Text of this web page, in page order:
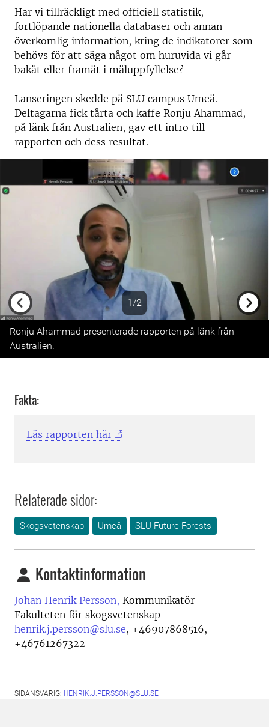
Har vi tillräckligt med officiell statistik,
fortlöpande nationella databaser och annan
överkomlig information, kring de indikatorer som
behövs för att säga något om huruvida vi går
bakåt eller framåt i måluppfyllelse?
Lanseringen skedde på SLU campus Umeå.
Deltagarna fick tårta och kaffe Ronju Ahammad,
på länk från Australien, gav ett intro till
rapporten och dess resultat.
1/2
Previous
Ronju Ahammad presenterade rapporten på länk från
Australien.
Fakta:
Läs rapporten här
Relaterade sidor:
Skogsvetenskap Umeå SLU Future Forests
Kontaktinformation
Johan Henrik Persson, Kommunikatör
Fakulteten för skogsvetenskap
henrik.j.persson@slu.se, +46907868516,
+46761267322
SIDANSVARIG: HENRIK.J.PERSSON@SLU.SE